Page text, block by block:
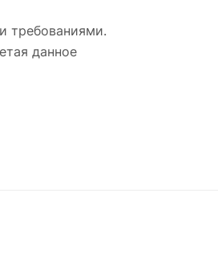
требованиями.
данное